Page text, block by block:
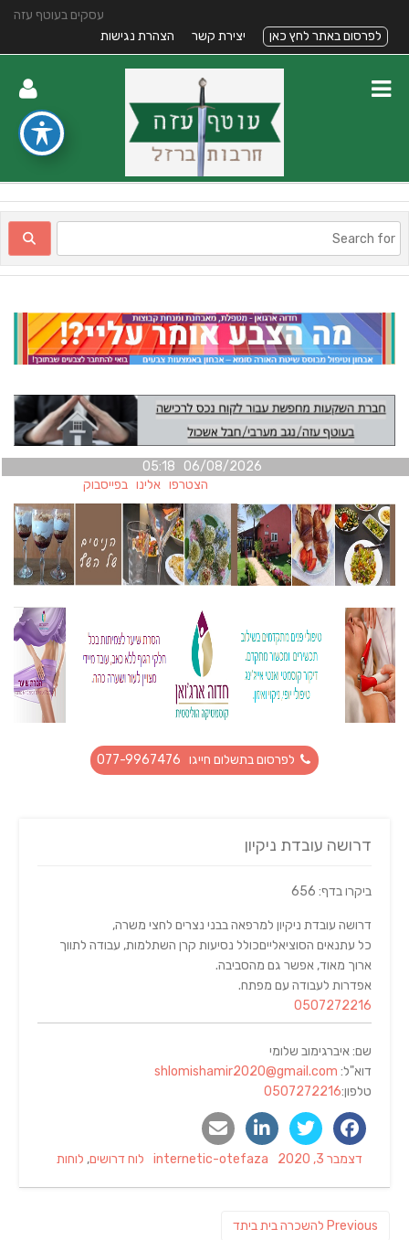
עסקים בעוטף עזה
לפרסום באתר לחץ כאן
יצירת קשר הצהרת נגישות
06/08/2026 05:18
הצטרפו אלינו בפייסבוק
לפרסום בתשלום חייגו 077-9967476
דרושה עובדת ניקיון
ביקרו בדף: 656
דרושה עובדת ניקיון למרפאה בבני נצרים לחצי משרה,
כל עתנאים הסוציאלייםכולל נסיעות קרן השתלמות, עבודה לתווך
ארוך מאוד, אפשר גם מהסביבה.
אפדרות לעבודה עם מפתח.
0507272216
שם: איברגימוב שלומי
דוא"ל: shlomishamir2020@gmail.com
טלפון:0507272216
Posted
דצמבר 3, 2020 Author
internetic-otefaza
Categories
לוח דרושים, לוחות
Previous
Previous
להשכרה בית ביתד